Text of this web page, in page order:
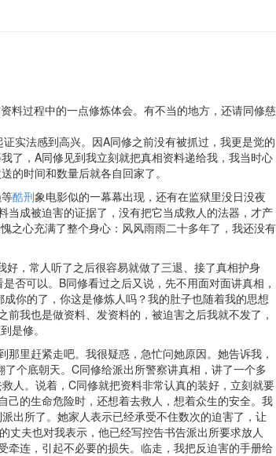
料过程中的一点修炼体会。有不当的地方，还请同修慈
实法感到高兴。因A同修之前没有被抓过，我更是觉的
了，A同修见到我立刻就把真相资料递给我，我当时心
的时间和数量后就各自回家了。
酷刑象电影似的一幕幕出现，还有在监狱里没日没夜
当成被迫害的证据了，没有把它当成救人的法器，才产
之心充满了整个身心：风风雨雨二十多年了，我还没有
，常人听了之后很容易就做了三退、接了真相护身
否可以。B同修看过之后又说，先不用面对面讲真相，
你的了，你这是修炼人吗？我的肚子也随着我的思想
我也是做资料、发资料的，被迫害之后我就不发了，
是修。
里赶紧走吧。我很疑惑，急忙问她原因。她告诉我，
个底朝天。C同修给派出所警察讲真相，讲了一个多
人。说着，C同修就把资料非常认真的装好，立刻就要
的生命危险时，还想着去救人，想着众生的安全。我
出所了。她家人表示已经承受不住数次的迫害了，让
丈夫也对我表示，他已经写控告书告派出所要求放人
连，引起不必要的损失。临走，我把反迫害的手册给